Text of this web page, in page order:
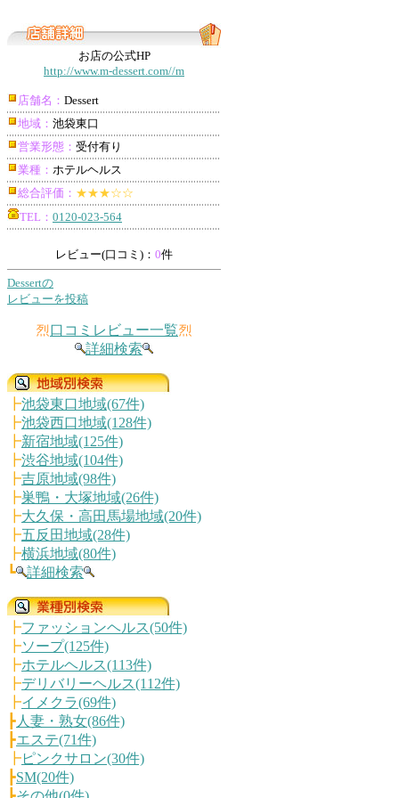
お店の公式HP
http://www.m-dessert.com//m
店舗名： Dessert
地域： 池袋東口
営業形態： 受付有り
業種： ホテルヘルス
総合評価： ★★★☆☆
TEL： 0120-023-564
レビュー(口コミ)： 0件
Dessertの
レビューを投稿
烈口コミレビュー一覧烈
詳細検索
┣池袋東口地域(67件)
┣池袋西口地域(128件)
┣新宿地域(125件)
┣渋谷地域(104件)
┣吉原地域(98件)
┣巣鴨・大塚地域(26件)
┣大久保・高田馬場地域(20件)
┣五反田地域(28件)
┣横浜地域(80件)
┗
詳細検索
┣ファッションヘルス(50件)
┣ソープ(125件)
┣ホテルヘルス(113件)
┣デリバリーヘルス(112件)
┣イメクラ(69件)
┣ 人妻・熟女(86件)
┣エステ(71件)
┣ピンクサロン(30件)
┣SM(20件)